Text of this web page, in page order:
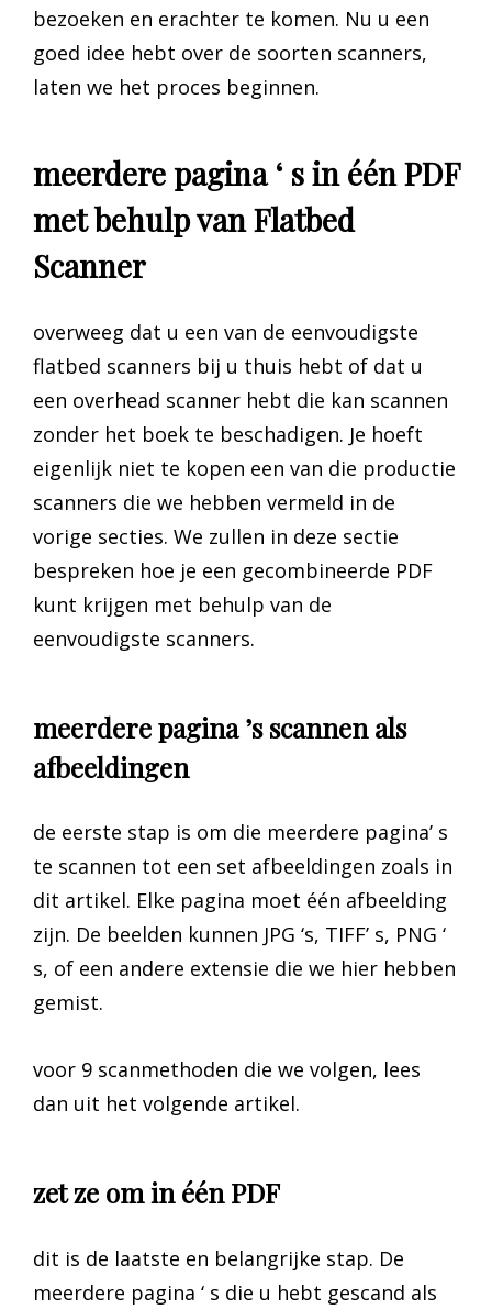
bezoeken en erachter te komen. Nu u een
goed idee hebt over de soorten scanners,
laten we het proces beginnen.
meerdere pagina ‘ s in één PDF
met behulp van Flatbed
Scanner
overweeg dat u een van de eenvoudigste
flatbed scanners bij u thuis hebt of dat u
een overhead scanner hebt die kan scannen
zonder het boek te beschadigen. Je hoeft
eigenlijk niet te kopen een van die productie
scanners die we hebben vermeld in de
vorige secties. We zullen in deze sectie
bespreken hoe je een gecombineerde PDF
kunt krijgen met behulp van de
eenvoudigste scanners.
meerdere pagina ’s scannen als
afbeeldingen
de eerste stap is om die meerdere pagina’ s
te scannen tot een set afbeeldingen zoals in
dit artikel. Elke pagina moet één afbeelding
zijn. De beelden kunnen JPG ‘s, TIFF’ s, PNG ‘
s, of een andere extensie die we hier hebben
gemist.
voor 9 scanmethoden die we volgen, lees
dan uit het volgende artikel.
zet ze om in één PDF
dit is de laatste en belangrijke stap. De
meerdere pagina ‘ s die u hebt gescand als